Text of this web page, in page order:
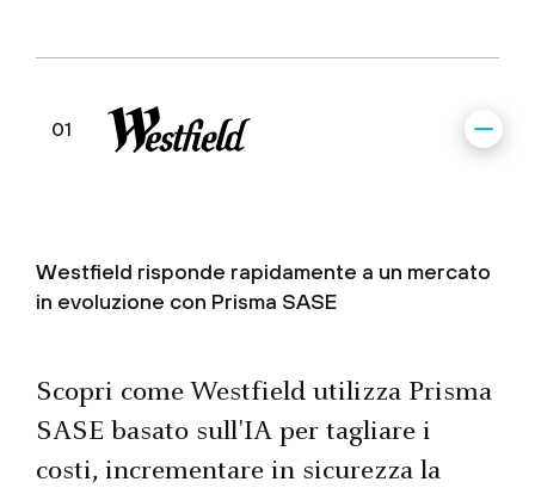
01
Westfield risponde rapidamente a un mercato
in evoluzione con Prisma SASE
Scopri come Westfield utilizza Prisma
SASE basato sull'IA per tagliare i
costi, incrementare in sicurezza la